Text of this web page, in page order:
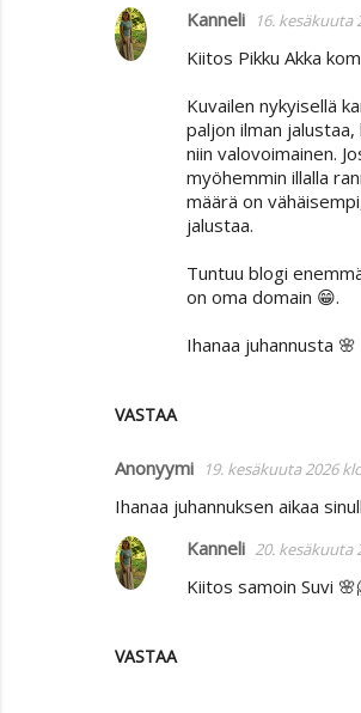
VASTAA
Kanneli 16. kesäkuuta
Kiitos Pikku Akka
Kuvailen nykyisellä
paljon ilman jalustaa,
niin valovoimainen.
myöhemmin illalla
määrä on
jalustaa.
Tuntuu blogi
on oma domain 😁.
Ihanaa juhannusta 🌸
Anonyymi 19. kesäkuuta 2026
Ihanaa juhannuksen aikaa
VASTAA
Kanneli 20. kesäkuuta
Kiitos samoin Suvi